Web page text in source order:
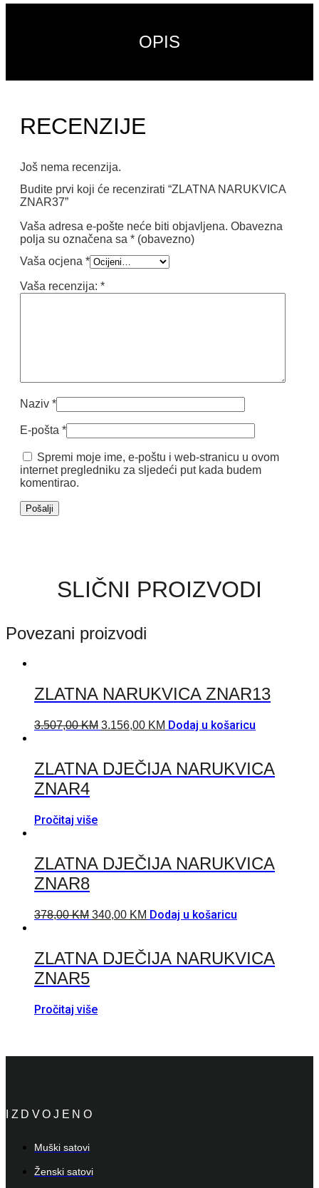
OPIS
RECENZIJE
Još nema recenzija.
Budite prvi koji će recenzirati “ZLATNA NARUKVICA
ZNAR37”
Vaša adresa e-pošte neće biti objavljena. Obavezna
polja su označena sa * (obavezno)
Vaša ocjena *
Vaša recenzija: *
Naziv *
E-pošta *
Spremi moje ime, e-poštu i web-stranicu u ovom
internet pregledniku za sljedeći put kada budem
komentirao.
SLIČNI PROIZVODI
Povezani proizvodi
ZLATNA NARUKVICA ZNAR13
3.507,00KM 3.156,00 KM Dodaj u košaricu
ZLATNA DJEČIJA NARUKVICA
ZNAR4
Pročitaj više
ZLATNA DJEČIJA NARUKVICA
ZNAR8
378,00KM 340,00 KM Dodaj u košaricu
ZLATNA DJEČIJA NARUKVICA
ZNAR5
Pročitaj više
IZDVOJENO
Muški satovi
Ženski satovi